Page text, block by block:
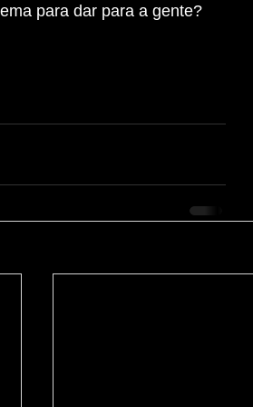
para dar para a gente?